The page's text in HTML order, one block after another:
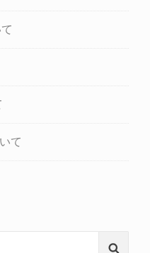
て